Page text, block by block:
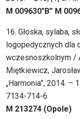
M 009630″B” M
16. Głoska, sylaba,
logopedycznych dla
wczesnoszkolnym /
Miętkiewicz,
„Harmonia”, 2014. –
7134-714-6
M 213274 (Opole)